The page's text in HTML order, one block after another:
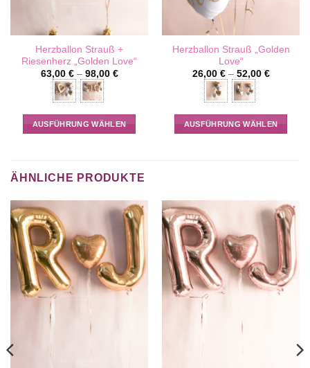
Herzballon Strauß +
Riesenherz „Golden Love“
63,00 €– 98,00 €
AUSFÜHRUNG WÄHLEN
mehrere
Varianten
Optionen
können
auf
der
werden
Herzballon Strauß „Golden
Love“
26,00 €– 52,00 €
AUSFÜHRUNG WÄHLEN
Varianten
Optionen
können
auf
der
werden
ÄHNLICHE PRODUKTE